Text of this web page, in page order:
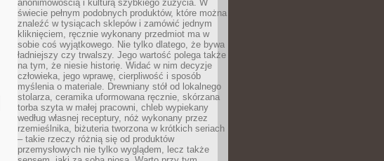
anonimowością i kulturą szybkiego zużycia. W
świecie pełnym podobnych produktów, które można
znaleźć w tysiącach sklepów i zamówić jednym
kliknięciem, ręcznie wykonany przedmiot ma w
sobie coś wyjątkowego. Nie tylko dlatego, że bywa
ładniejszy czy trwalszy. Jego wartość polega także
na tym, że niesie historię. Widać w nim decyzje
człowieka, jego wprawę, cierpliwość i sposób
myślenia o materiale. Drewniany stół od lokalnego
stolarza, ceramika uformowana ręcznie, skórzana
torba szyta w małej pracowni, chleb wypiekany
według własnej receptury, nóż wykonany przez
rzemieślnika, biżuteria tworzona w krótkich seriach
– takie rzeczy różnią się od produktów
przemysłowych nie tylko wyglądem, lecz także